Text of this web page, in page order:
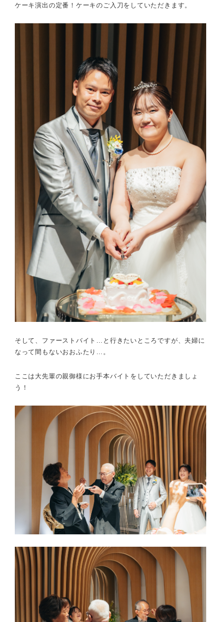
ケーキ演出の定番！ケーキのご入刀をしていただきます。
そして、ファーストバイト…と行きたいところですが、 夫婦に
なって間もないおおふたり…。
ここは大先輩の親御様にお手本バイトをしていただきましょ
う！